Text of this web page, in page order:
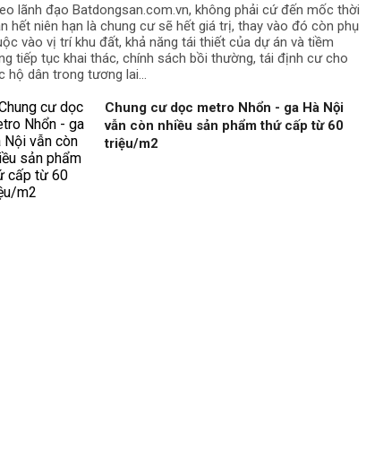
lãnh đạo Batdongsan.com.vn, không phải cứ đến mốc thời
hết niên hạn là chung cư sẽ hết giá trị, thay vào đó còn phụ
vào vị trí khu đất, khả năng tái thiết của dự án và tiềm
tiếp tục khai thác, chính sách bồi thường, tái định cư cho
hộ dân trong tương lai…
Chung cư dọc metro Nhổn - ga Hà Nội
vẫn còn nhiều sản phẩm thứ cấp từ 60
triệu/m2